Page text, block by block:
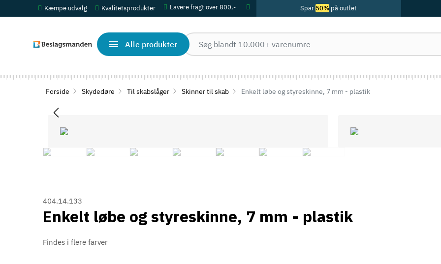
Kæmpe udvalg Kvalitetsprodukter Lavere fragt over 800,- Spar 50% på outlet
Alle produkter
Forside Skydedøre Til skabslåger Skinner til skab Enkelt løbe og styreskinne, 7 mm - plastik
404.14.133
Enkelt løbe og styreskinne, 7 mm - plastik
Findes i flere farver